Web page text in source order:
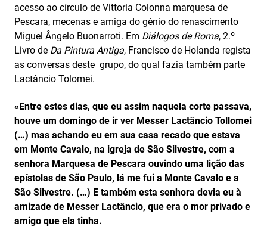
acesso ao círculo de Vittoria Colonna marquesa de
Pescara, mecenas e amiga do génio do renascimento
Miguel Ângelo Buonarroti. Em Diálogos de Roma, 2.º
Livro de Da Pintura Antiga, Francisco de Holanda regista
as conversas deste grupo, do qual fazia também parte
Lactâncio Tolomei.
«Entre estes dias, que eu assim naquela corte passava,
houve um domingo de ir ver Messer Lactâncio Tollomei
(…) mas achando eu em sua casa recado que estava
em Monte Cavalo, na igreja de São Silvestre, com a
senhora Marquesa de Pescara ouvindo uma lição das
epístolas de São Paulo, lá me fui a Monte Cavalo e a
São Silvestre. (…) E também esta senhora devia eu à
amizade de Messer Lactâncio, que era o mor privado e
amigo que ela tinha.